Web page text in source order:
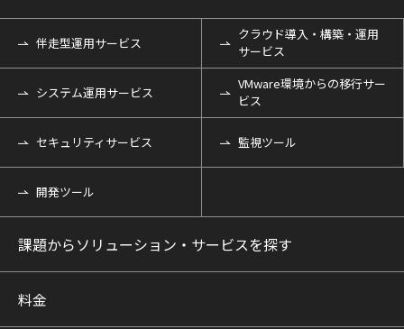
伴走型運用サービス
クラウド導入・構築・運用
サービス
システム運用サービス
VMware環境からの移行サー
ビス
セキュリティサービス 監視ツール
開発ツール
課題からソリューション・サービスを探す
料金